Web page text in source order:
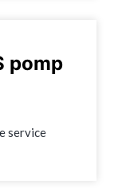
pomp
service